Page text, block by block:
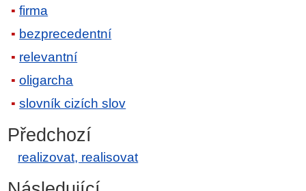
firma
bezprecedentní
relevantní
oligarcha
slovník cizích slov
Předchozí
realizovat, realisovat